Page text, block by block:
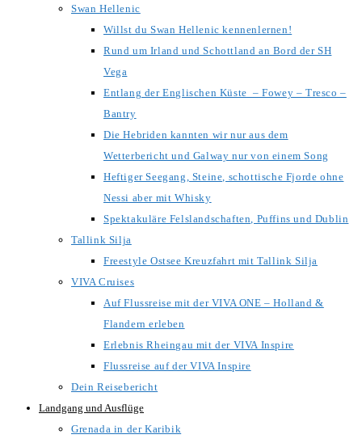
Swan Hellenic
Willst du Swan Hellenic kennenlernen!
Rund um Irland und Schottland an Bord der SH
Vega
Entlang der Englischen Küste – Fowey – Tresco –
Bantry
Die Hebriden kannten wir nur aus dem
Wetterbericht und Galway nur von einem Song
Heftiger Seegang, Steine, schottische Fjorde ohne
Nessi aber mit Whisky
Spektakuläre Felslandschaften, Puffins und Dublin
Tallink Silja
Freestyle Ostsee Kreuzfahrt mit Tallink Silja
VIVA Cruises
Auf Flussreise mit der VIVA ONE – Holland &
Flandern erleben
Erlebnis Rheingau mit der VIVA Inspire
Flussreise auf der VIVA Inspire
Dein Reisebericht
Landgang und Ausflüge
Grenada in der Karibik